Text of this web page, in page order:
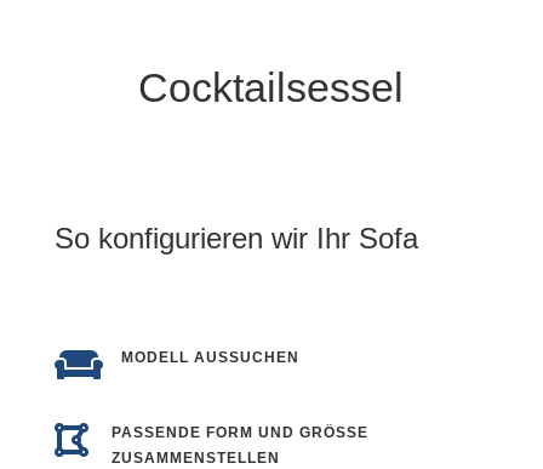
Cocktailsessel
So konfigurieren wir Ihr Sofa
 MODELL AUSSUCHEN

PASSENDE FORM UND GRÖSSE Z
USAMMENSTELLEN